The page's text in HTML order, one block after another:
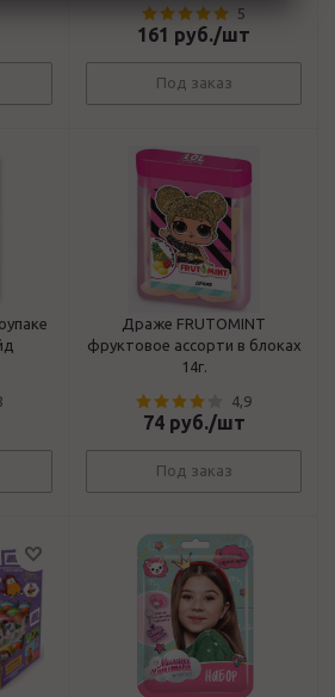
5
161 руб./шт
Под заказ
Драже FRUTOMINT
фруктовое ассорти в блоках
14г.
4,9
74руб./шт
Под заказ